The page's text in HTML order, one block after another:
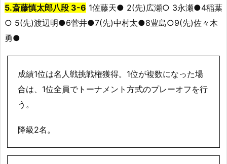
5.斎藤慎太郎八段 3-6 1佐藤天● 2(先)広瀬○ 3永瀬●4稲葉
○ 5(先)渡辺明●6菅井●7(先)中村太●8豊島○9(先)佐々木
勇●
成績1位は名人戦挑戦権獲得。1位が複数になった場
合は、1位全員でトーナメント方式のプレーオフを行
う。
降級2名。